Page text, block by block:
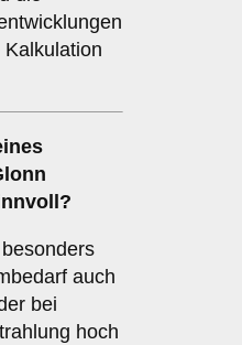
auch
bei
hoch